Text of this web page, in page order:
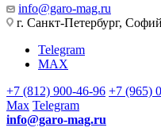
info@garo-mag.ru
г. Санкт-Петербург,
Telegram
MAX
+7 (812) 900-46-96 +7 (965)
Max Telegram
info@garo-mag.ru